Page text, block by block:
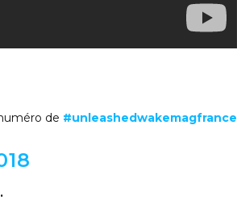
de #unleashedwakemagfrance